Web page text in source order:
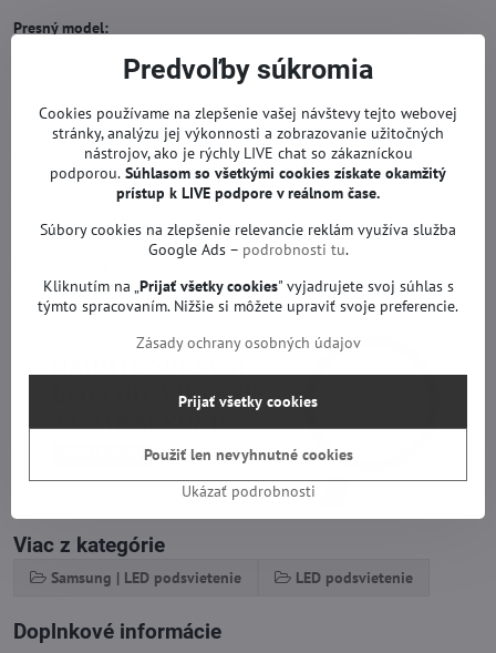
Presný model:
Podsvietenie TV so zárukou.
Pre modely:
SAMSUNG HG28EB460BW, SAMSUNG HG28EB670, SAMSUNG
UE28F4000, SAMSUNG UE28F4000AS, SAMSUNG UE28F4000AW,
SAMSUNG UE28F5000 a iné.
HG28EB460BW a iné.
Viac z kategórie
Samsung | LED podsvietenie LED podsvietenie
Doplnkové informácie
Predvoľby súkromia
Cookies používame na zlepšenie vašej návštevy tejto webovej
stránky, analýzu jej výkonnosti a zobrazovanie užitočných
nástrojov, ako je rýchly LIVE chat so zákazníckou
podporou. Súhlasom so všetkými cookies získate okamžitý
prístup k LIVE podpore v reálnom čase.
Súbory cookies na zlepšenie relevancie reklám využíva služba
Google Ads – podrobnosti tu.
Kliknutím na „Prijať všetky cookies" vyjadrujete svoj súhlas s
týmto spracovaním. Nižšie si môžete upraviť svoje preferencie.
Zásady ochrany osobných údajov
Ukázať podrobnosti
Prijať všetky cookies
Použiť len nevyhnutné cookies